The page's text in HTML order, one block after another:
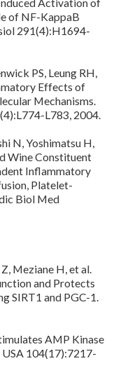
Activation of
of NF-KappaB
291(4):H1694-
PS, Leung RH,
Effects of
Mechanisms.
L783, 2004.
N, Yoshimatsu H,
Wine Constituent
Inflammatory
Platelet-
Biol Med
Meziane H, et al.
and Protects
SIRT1 and PGC-1.
AMP Kinase
104(17):7217-